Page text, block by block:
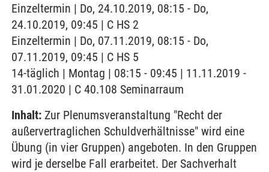
Einzeltermin | Do, 24.10.2019, 08:15 - Do,
24.10.2019, 09:45 | C HS 2
Einzeltermin | Do, 07.11.2019, 08:15 - Do,
07.11.2019, 09:45 | C HS 5
14-täglich | Montag | 08:15 - 09:45 | 11.11.2019 -
31.01.2020 | C 40.108 Seminarraum
Inhalt: Zur Plenumsveranstaltung "Recht der
außervertraglichen Schuldverhältnisse" wird eine
Übung (in vier Gruppen) angeboten. In den Gruppen
wird je derselbe Fall erarbeitet. Der Sachverhalt